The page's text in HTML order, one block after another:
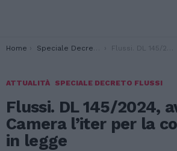
You are here:
Home Speciale Decreto Flussi Flussi. DL 145/2024, avviato alla Camera l’iter per la conversione in legge
ATTUALITÀ SPECIALE DECRETO FLUSSI
Flussi. DL 145/2024,
Camera l’iter per la
in legge